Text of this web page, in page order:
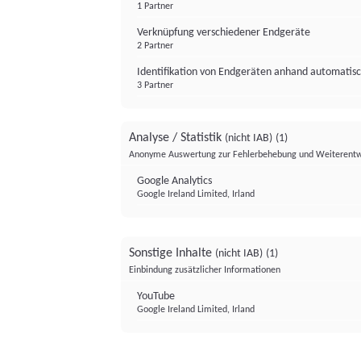
1 Partner
Verknüpfung verschiedener Endgeräte
2 Partner
Identifikation von Endgeräten anhand
3 Partner
Analyse / Statistik (nicht IAB) (1)
Anonyme Auswertung zur Fehlerbehebung und
Google Analytics
Google Ireland Limited, Irland
Sonstige Inhalte (nicht IAB) (1)
Einbindung zusätzlicher Informationen
YouTube
Google Ireland Limited, Irland